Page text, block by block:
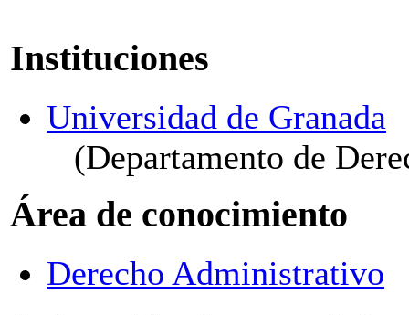
Instituciones
Universidad de Granada
(Departamento de
Área de conocimiento
Derecho Administrativo